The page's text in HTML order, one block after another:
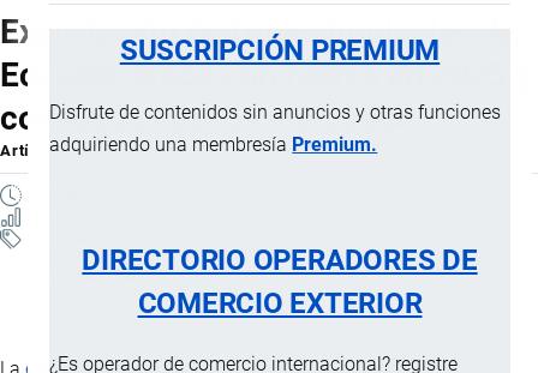
SUSCRIPCIÓN PREMIUM
Disfrute de contenidos sin anuncios y otras funciones
adquiriendo una membresía Premium.
DIRECTORIO OPERADORES DE
COMERCIO EXTERIOR
¿Es operador de comercio internacional? registre
de
navegación
Exportación de frutas tropicales de
Ecuador crece con fuerza en 2025 y
consolida nuevos mercados
ArtículoporJaime Mise, 15 Diciembre, 2025
Exportaciones
La exportaciónecuatoriana de frutas tropicales registra un